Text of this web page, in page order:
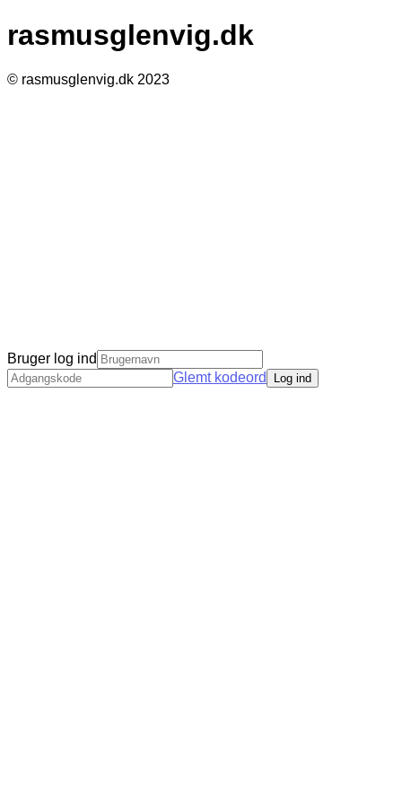
rasmusglenvig.dk
© rasmusglenvig.dk 2023
Bruger log ind
Glemt kodeord